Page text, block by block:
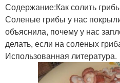
Содержание:Как солить
Соленые грибы у нас
объяснила, почему у нас
делать, если на соленых
Использованная литература.